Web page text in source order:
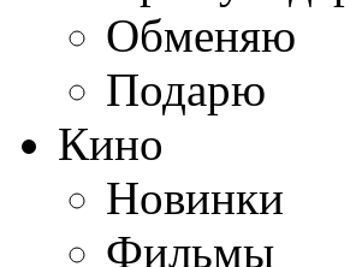
Обменяю
Подарю
Кино
Новинки
Фильмы